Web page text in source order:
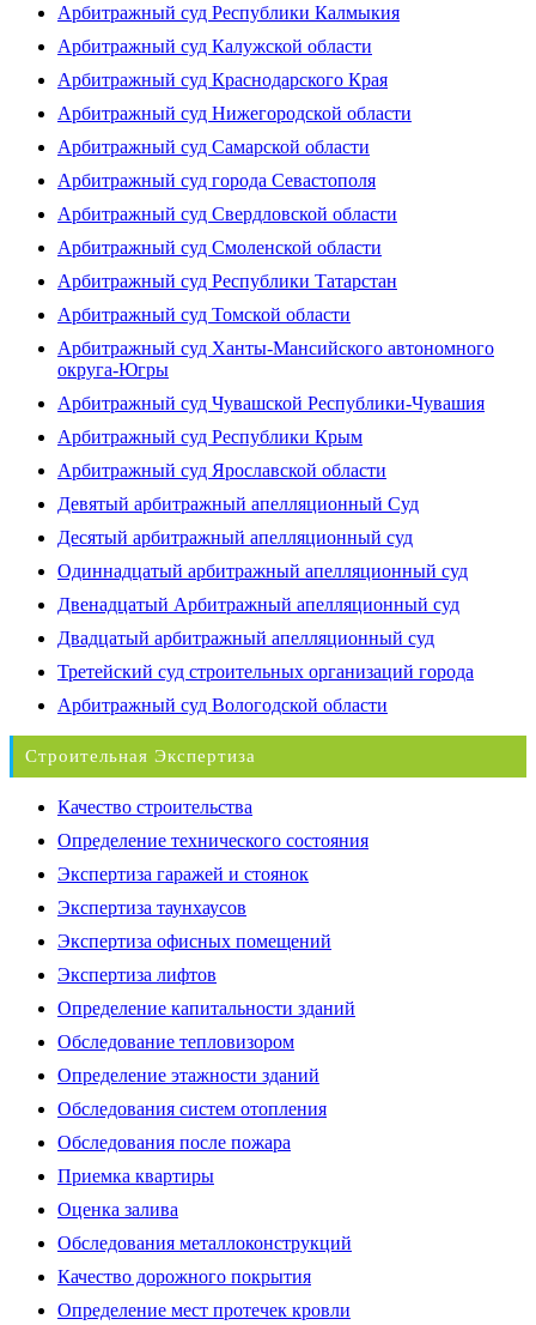
Арбитражный суд Республики Калмыкия
Арбитражный суд Калужской области
Арбитражный суд Краснодарского Края
Арбитражный суд Нижегородской области
Арбитражный суд Самарской области
Арбитражный суд города Севастополя
Арбитражный суд Свердловской области
Арбитражный суд Смоленской области
Арбитражный суд Республики Татарстан
Арбитражный суд Томской области
Арбитражный суд Ханты-Мансийского автономного
округа-Югры
Арбитражный суд Чувашской Республики-Чувашия
Арбитражный суд Республики Крым
Арбитражный суд Ярославской области
Девятый арбитражный апелляционный Суд
Десятый арбитражный апелляционный суд
Одиннадцатый арбитражный апелляционный суд
Двенадцатый Арбитражный апелляционный суд
Двадцатый арбитражный апелляционный суд
Третейский суд строительных организаций города
Арбитражный суд Вологодской области
Строительная Экспертиза
Качество строительства
Определение технического состояния
Экспертиза гаражей и стоянок
Экспертиза таунхаусов
Экспертиза офисных помещений
Экспертиза лифтов
Определение капитальности зданий
Обследование тепловизором
Определение этажности зданий
Обследования систем отопления
Обследования после пожара
Приемка квартиры
Оценка залива
Обследования металлоконструкций
Качество дорожного покрытия
Определение мест протечек кровли